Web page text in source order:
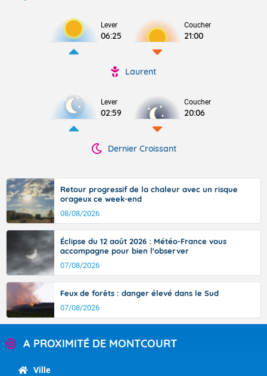
Lever
06:25
Coucher
21:00
Laurent
Lever
02:59
Coucher
20:06
Dernier Croissant
Retour progressif de la chaleur avec un risque
orageux ce week-end
08/08/2026
Éclipse du 12 août 2026 : Météo-France vous
accompagne pour bien l'observer
07/08/2026
Feux de forêts : danger élevé dans le Sud
07/08/2026
A PROXIMITÉ DE MONTCOURT
Ville